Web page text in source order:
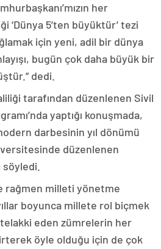
her
‘Dünya 5’ten büyüktür’ tezi
için yeni, adil bir dünya
bugün çok daha büyük bir
dedi.
tarafından düzenlenen Sivil
yaptığı konuşmada,
darbesinin yıl dönümü
düzenlenen
söyledi.
rağmen milleti yönetme
boyunca millete rol biçmek
eden zümrelerin her
öyle olduğu için de çok